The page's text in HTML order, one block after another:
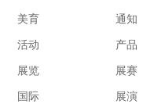
美育
活动
展览
国际
通知
产品
展赛
展演